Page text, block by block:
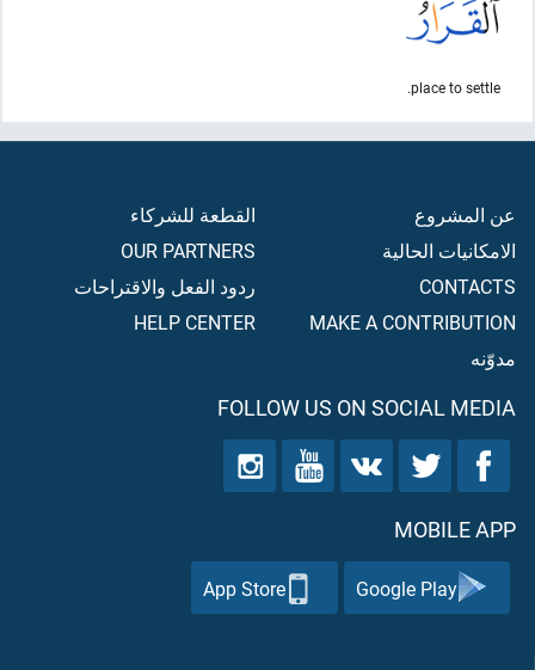
place to settle.
عن المشروع
الامكانيات الحالية
CONTACTS
MAKE A CONTRIBUTION
مدوّنه
القطعة للشركاء
OUR PARTNERS
ردود الفعل والاقتراحات
HELP CENTER
FOLLOW US ON SOCIAL MEDIA
MOBILE APP
Google Play
App Store